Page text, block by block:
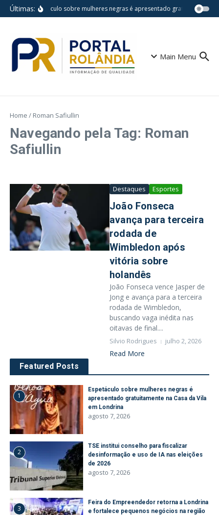
Ir para o conteúdo
Últimas:Espetáculo sobre mulheres negras é apresentado gratuitamente
Main Menu
Home / Roman Safiullin
Navegando pela Tag: Roman
Safiullin
Destaques Esportes
João Fonseca
avança para terceira
rodada de
Wimbledon após
vitória sobre
holandês
João Fonseca vence Jasper de
Jong e avança para a terceira
rodada de Wimbledon,
buscando vaga inédita nas
oitavas de final....
Silvio Rodrigues julho 2, 2026
Read More
Featured Posts
1
Espetáculo sobre mulheres negras é
apresentado gratuitamente na Casa da Vila
em Londrina
agosto 7, 2026
2
TSE institui conselho para fiscalizar
desinformação e uso de IA nas eleições
de 2026
agosto 7, 2026
3
Feira do Empreendedor retorna a Londrina
e fortalece pequenos negócios na região